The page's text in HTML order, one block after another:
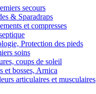
secours
& Sparadraps
et compresses
Protection des pieds
soins
coups de soleil
et bosses, Arnica
articulaires et musculaires